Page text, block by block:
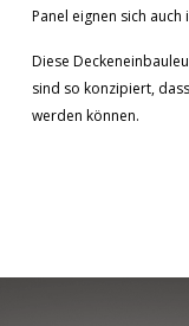
Panel eignen sich
Diese
sind so konzipiert,
werden können.